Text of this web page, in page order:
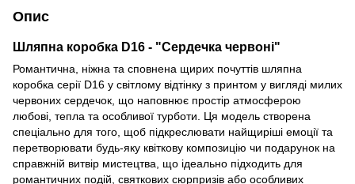
Опис
Шляпна коробка D16 - "Сердечка червоні"
Романтична, ніжна та сповнена щирих почуттів шляпна
коробка серії D16 у світлому відтінку з принтом у вигляді милих
червоних сердечок, що наповнює простір атмосферою
любові, тепла та особливої турботи. Ця модель створена
спеціально для того, щоб підкреслювати найщиріші емоції та
перетворювати будь-яку квіткову композицію чи подарунок на
справжній витвір мистецтва, що ідеально підходить для
романтичних подій, святкових сюрпризів або особливих